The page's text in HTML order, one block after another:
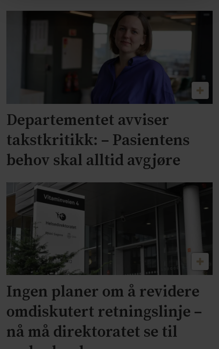
Departementet avviser
takstkritikk: – Pasientens
behov skal alltid avgjøre
Ingen planer om å revidere
omdiskutert retningslinje –
nå må direktoratet se til